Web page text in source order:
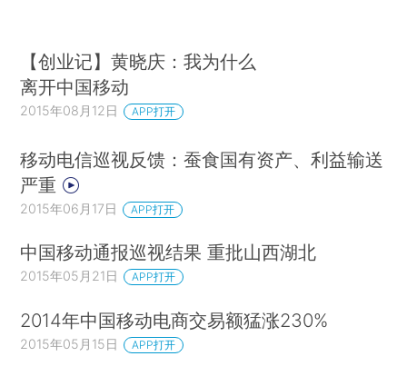
【创业记】黄晓庆：我为什么
离开中国移动
2015年08月12日 APP打开
移动电信巡视反馈：蚕食国有资产、利益输送
严重
2015年06月17日 APP打开
中国移动通报巡视结果 重批山西湖北
2015年05月21日 APP打开
2014年中国移动电商交易额猛涨230%
2015年05月15日 APP打开